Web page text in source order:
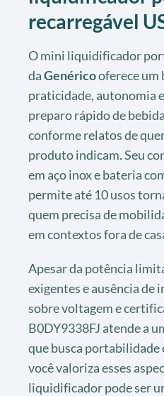
recarregável
O mini liquidificador
daGenéricooferece um
praticidade, autonomia
preparo rápido de
conforme relatos de
produto indicam. Seu
em aço inox e bateria
permite até 10 usos
quem precisa de
em contextos fora de
Apesar da potência
exigentes e ausência de
sobre voltagem e
B0DY9338FJ atende a
que busca portabilidade
você valoriza esses
liquidificador pode ser